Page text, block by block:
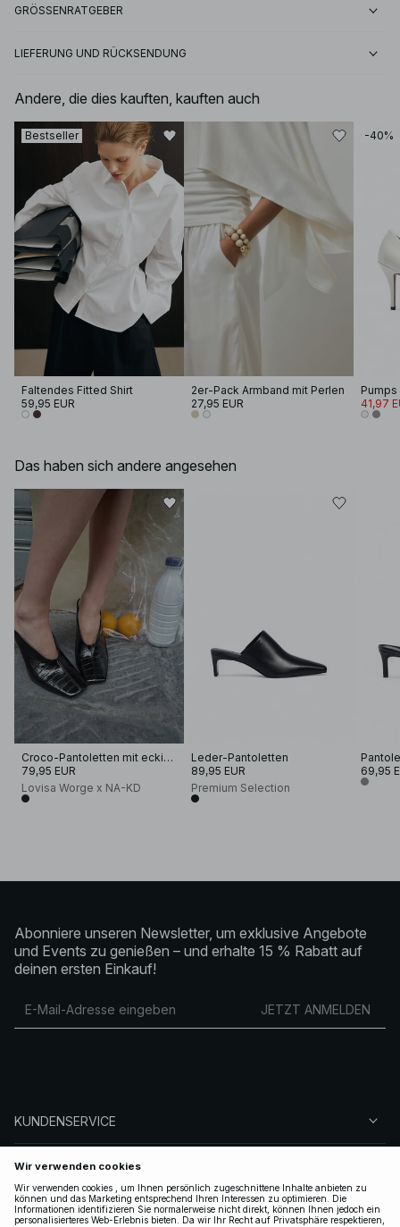
GRÖSSENRATGEBER
LIEFERUNG UND RÜCKSENDUNG
Andere, die dies kauften, kauften auch
Bestseller
Faltendes Fitted Shirt
59,95 EUR
2er-Pack Armband mit Perlen
27,95 EUR
-40%
41,97
Das haben sich andere angesehen
Croco-Pantoletten mit eckiger Zehenpartie
79,95 EUR
Lovisa Worge x NA-KD
Leder-Pantoletten
89,95 EUR
Premium Selection
69,95
Abonniere unseren Newsletter, um exklusive Angebote
und Events zu genießen – und erhalte 15 % Rabatt auf
deinen ersten Einkauf!
JETZT ANMELDEN
KUNDENSERVICE
ÜBER NA-KD
FOLGEN SIE UNS